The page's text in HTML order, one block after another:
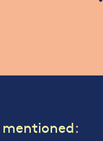
mentioned: